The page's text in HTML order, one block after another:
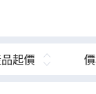
起價